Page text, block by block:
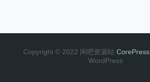
Copyright © 2022 闲吧资源站 CorePress
WordPress